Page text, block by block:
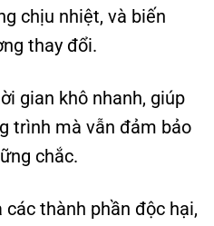
chịu nhiệt, và biến
thay đổi.
gian khô nhanh, giúp
trình mà vẫn đảm bảo
chắc.
các thành phần độc hại,